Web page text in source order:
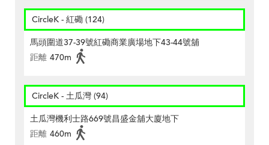
CircleK - 紅磡 (124)
馬頭圍道37-39號紅磡商業廣場地下43-44號舖
距離 470m
CircleK - 土瓜灣 (94)
土瓜灣機利士路669號昌盛金舖大廈地下
距離 460m